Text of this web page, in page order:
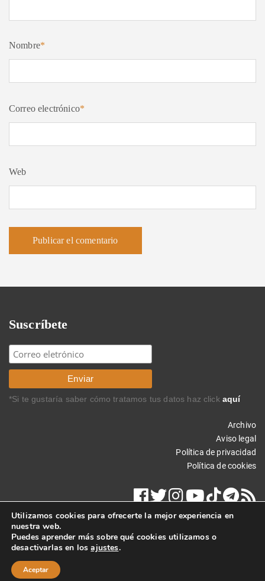
Nombre*
Correo electrónico*
Web
Suscríbete
*Si te gustaría saber cómo tratamos tus datos haz click aquí
Archivo
Aviso legal
Política de privacidad
Política de cookies
Copyright © 2026 Carlos Rodríguez Braun. Todos los derechos
reservados.
Utilizamos cookies para ofrecerte la mejor experiencia en
nuestra web.
Puedes aprender más sobre qué cookies utilizamos o
desactivarlas en losajustes.
Aceptar